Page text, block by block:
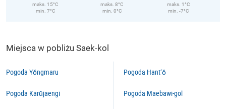
maks. 15°C
min. 7°C
maks. 8°C
min. 0°C
maks. 1°C
min. -7°C
Miejsca w pobliżu Saek-kol
Pogoda Yŏngmaru
Pogoda Karŭjaengi
Pogoda Hant’ŏ
Pogoda Maebawi-gol